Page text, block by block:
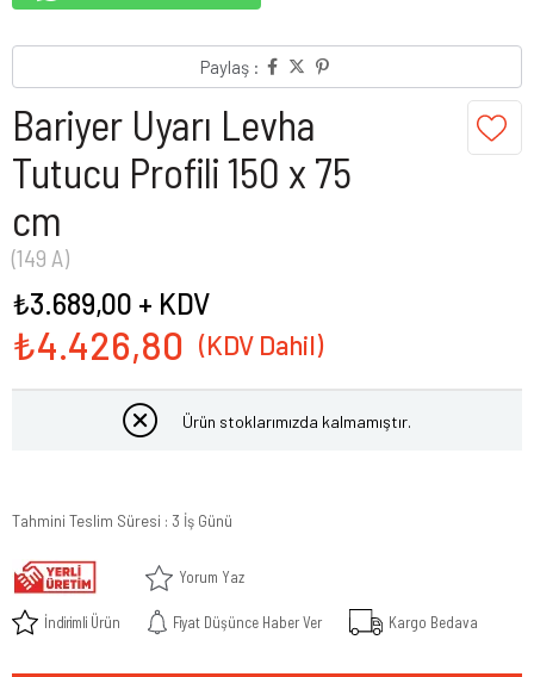
Paylaş :
Bariyer Uyarı Levha
Tutucu Profili 150 x 75
cm
(149 A)
₺4.426,80
₺3.689,00 + KDV
Ürün stoklarımızda kalmamıştır.
Tahmini Teslim Süresi : 3 İş Günü
Yorum Yaz
İndirimli Ürün Fiyat Düşünce Haber Ver Kargo Bedava